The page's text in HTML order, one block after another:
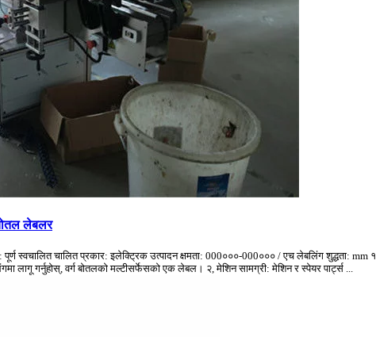
लेबलर
स्वचालित चालित प्रकार: इलेक्ट्रिक उत्पादन क्षमता: 000०००-000००० / एच लेबलिंग शुद्धता:
लागू गर्नुहोस्, वर्ग बोतलको मल्टीसर्फेसको एक लेबल। २, मेशिन सामग्री: मेशिन र स्पेयर पार्ट्स ...